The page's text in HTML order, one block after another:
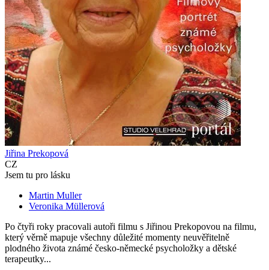
Jiřina Prekopová
CZ
Jsem tu pro lásku
Martin Muller
Veronika Müllerová
Po čtyři roky pracovali autoři filmu s Jiřinou Prekopovou na filmu,
který věrně mapuje všechny důležité momenty neuvěřitelně
plodného života známé česko-německé psycholožky a dětské
terapeutky...